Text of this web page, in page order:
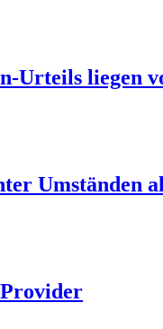
Urteils liegen
Umständen